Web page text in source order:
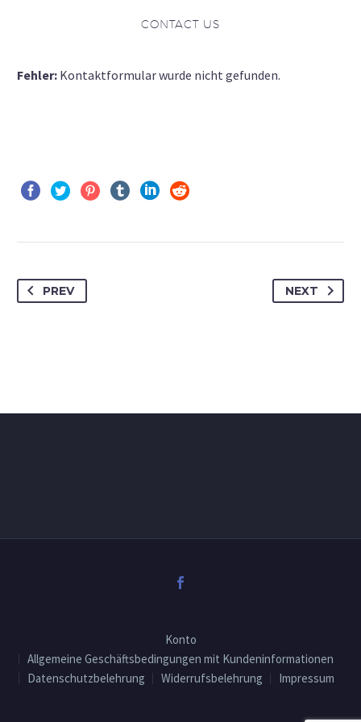
CONTACT US
Fehler: Kontaktformular wurde nicht gefunden.
PREV NEXT
Konto
Allgemeine Geschäftsbedingungen mit Kundeninformationen
Datenschutzbelehrung
Widerrufsbelehrung Impressum